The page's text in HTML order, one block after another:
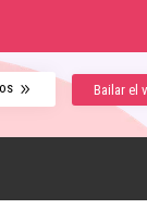
9 Bailar el